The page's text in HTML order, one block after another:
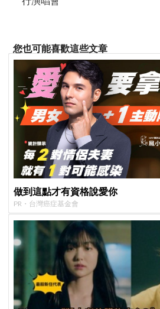
您也可能喜歡這些文章
做到這點才有資格說愛你
PR・台灣癌症基金會